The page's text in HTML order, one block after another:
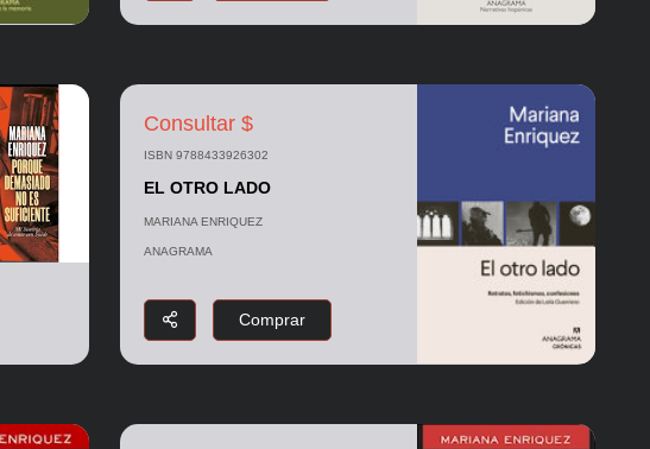
Consultar $
ISBN 9788433926302
EL OTRO LADO
MARIANA ENRIQUEZ
ANAGRAMA
Comprar